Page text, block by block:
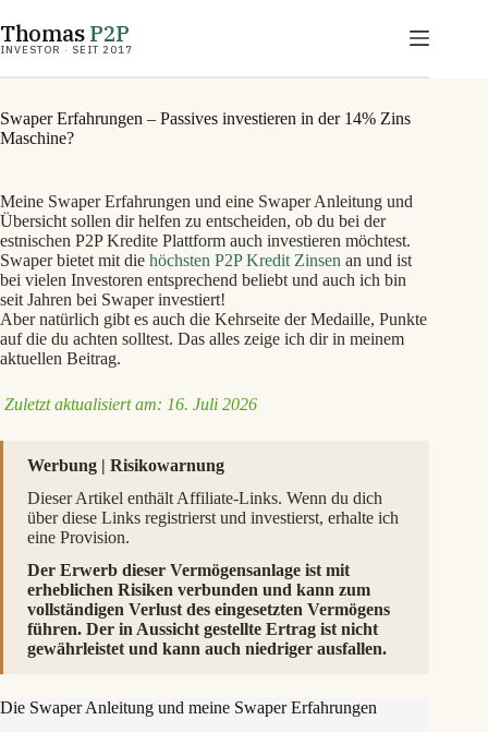
Inhalt
springen
ThomasP2P
INVESTOR · SEIT 2017
Swaper Erfahrungen – Passives investieren in der 14% Zins
Maschine?
Meine Swaper Erfahrungen und eine Swaper Anleitung und
Übersicht sollen dir helfen zu entscheiden, ob du bei der
estnischen P2P Kredite Plattform auch investieren möchtest.
Swaper bietet mit die höchsten P2P Kredit Zinsen an und ist
bei vielen Investoren entsprechend beliebt und auch ich bin
seit Jahren bei Swaper investiert!
Aber natürlich gibt es auch die Kehrseite der Medaille, Punkte
auf die du achten solltest. Das alles zeige ich dir in meinem
aktuellen Beitrag.
Zuletzt aktualisiert am: 16. Juli 2026
Werbung | Risikowarnung
Dieser Artikel enthält Affiliate-Links. Wenn du dich
über diese Links registrierst und investierst, erhalte ich
eine Provision.
Der Erwerb dieser Vermögensanlage ist mit
erheblichen Risiken verbunden und kann zum
vollständigen Verlust des eingesetzten Vermögens
führen. Der in Aussicht gestellte Ertrag ist nicht
gewährleistet und kann auch niedriger ausfallen.
Die Swaper Anleitung und meine Swaper Erfahrungen